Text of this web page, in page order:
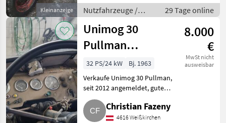
Kleinanzeige
vorhanden. Mit Frontlader, alle
Teile vor
Nutzfahrzeuge /
Lastwagen (LKW)
29 Tage online
Unimog 30
Pullman
(Unimog 30
Pullman)
8.000
€
MwSt nicht
ausweisbar
32 PS/24 kW
Bj. 1963
Verkaufe Unimog 30 Pullman,
seit 2012 angemeldet, gute
Basis, Motorölverlust,
Kraftstoffanlage undicht, Reifen
alt, große Wartung fällig.
Christian Fazeny
4616 Weißkirchen